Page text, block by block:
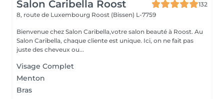
Salon Caribella Roost
132
8, route de Luxembourg Roost (Bissen) L-7759
Bienvenue chez Salon Caribella,votre salon beauté à Roost. Au
Salon Caribella, chaque cliente est unique. Ici, on ne fait pas
juste des cheveux ou...
Visage Complet
Menton
Bras